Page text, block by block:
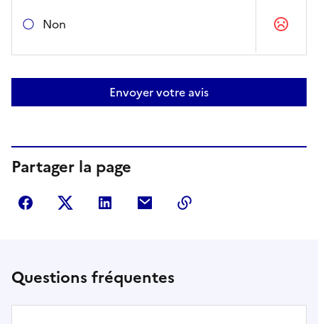
Non
Envoyer votre avis
Partager la page
Partager sur Facebook
Partager sur Twitter
Partager sur LinkedIn
Partager par courriel
Questions fréquentes